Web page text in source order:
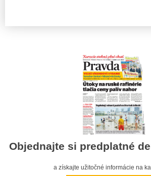
Objednajte si predplatné
a získajte užitočné informácie na